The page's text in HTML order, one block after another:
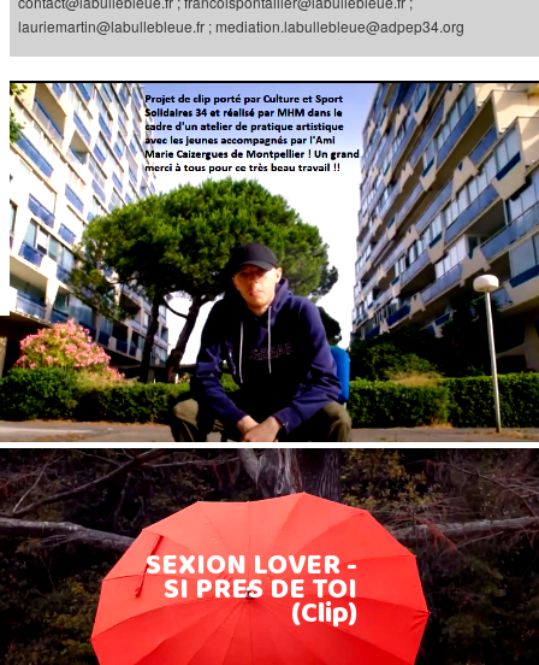
lauriemartin@labullebleue.fr ; mediation.labullebleue@adpep34.org
SEXION LOVER -
SI PRES DE TOI
(Clip)